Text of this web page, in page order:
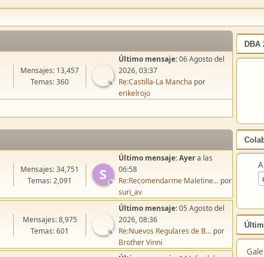
DBA
Mensajes: 13,457
Temas: 360
Último mensaje:06 Agosto del
2026, 03:37
Re:Castilla-La Mancha por
erikelrojo
S
Mensajes: 34,751
Temas: 2,091
Último mensaje:Ayera las
06:58
Re:Recomendarme Maletine... por
suri_av
Mensajes: 8,975
Temas: 601
Último mensaje:05 Agosto del
2026, 08:36
Re:Nuevos Regulares de B... por
Brother Vinni